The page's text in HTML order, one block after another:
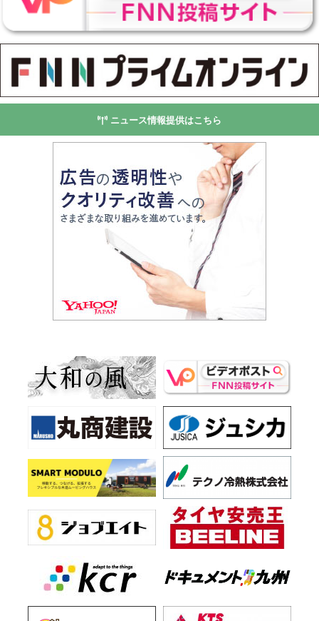
ニュース情報提供はこちら